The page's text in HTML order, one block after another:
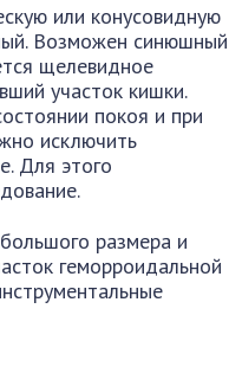
или конусовидную
Возможен синюшный
щелевидное
участок кишки.
покоя и при
исключить
Для этого
размера и
геморроидальной